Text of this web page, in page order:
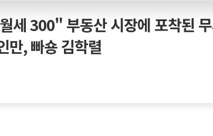
세 300" 부동산 시장에 포착된
만, 빠숑 김학렬